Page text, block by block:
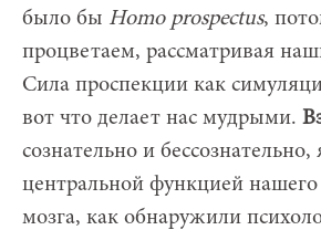
было бы Homo prospectus,
процветаем, рассматривая
Сила проспекции как
вот что делает нас мудрыми.
сознательно и бессознательно,
центральной функцией
мозга, как обнаружили